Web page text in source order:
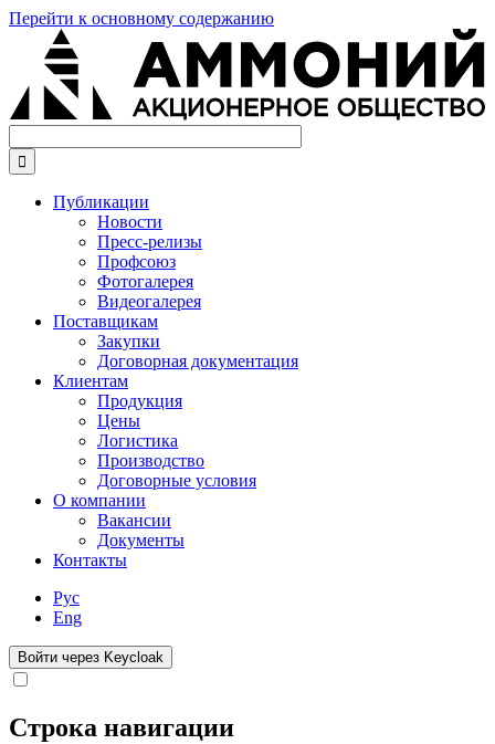
Перейти к основному содержанию

Публикации
Новости
Пресс-релизы
Профсоюз
Фотогалерея
Видеогалерея
Поставщикам
Закупки
Договорная документация
Клиентам
Продукция
Цены
Логистика
Производство
Договорные условия
О компании
Вакансии
Документы
Контакты
Рус
Eng
Войти через Keycloak
Строка навигации